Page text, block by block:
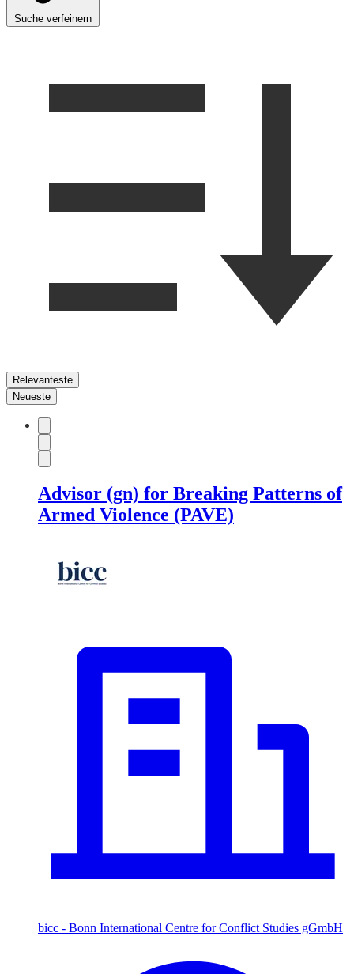
Suche verfeinern
Relevanteste
Neueste
Advisor (gn) for Breaking Patterns of
Armed Violence (PAVE)
bicc - Bonn International Centre for Conflict Studies gGmbH